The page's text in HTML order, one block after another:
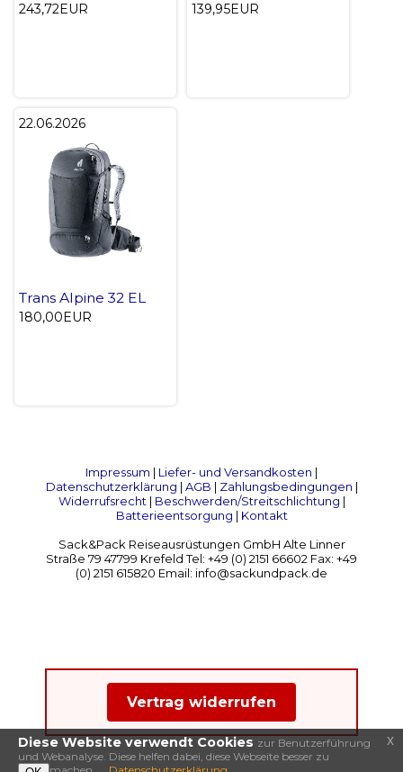
243,72EUR 139,95EUR
22.06.2026
Trans Alpine 32 EL
180,00EUR
Impressum | Liefer- und Versandkosten |
Datenschutzerklärung | AGB | Zahlungsbedingungen |
Widerrufsrecht| Beschwerden/Streitschlichtung |
Batterieentsorgung | Kontakt
Sack&Pack Reiseausrüstungen GmbH Alte Linner
Straße 79 47799 Krefeld Tel: +49 (0) 2151 66602 Fax: +49
(0) 2151 615820 Email: info@sackundpack.de
Vertrag widerrufen
Diese Website verwendt Cookies zur Benutzerführung
und Webanalyse. Diese helfen dabei, diese Webseite besser zu
x